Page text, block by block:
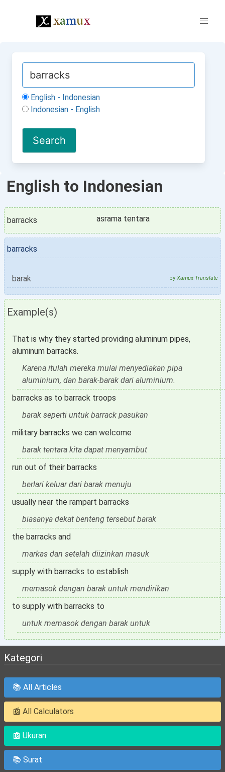
English - Indonesian
Indonesian - English
English to Indonesian
barracks asrama tentara
barracks
barak by Xamux Translate
Example(s)
That is why they started providing aluminum pipes,
aluminum barracks.
Karena itulah mereka mulai menyediakan pipa
aluminium, dan barak-barak dari aluminium.
barracks as to barrack troops
barak seperti untuk barrack pasukan
military barracks we can welcome
barak tentara kita dapat menyambut
run out of their barracks
berlari keluar dari barak menuju
usually near the rampart barracks
biasanya dekat benteng tersebut barak
the barracks and
markas dan setelah diizinkan masuk
supply with barracks to establish
memasok dengan barak untuk mendirikan
to supply with barracks to
untuk memasok dengan barak untuk
Kategori
📚 All Articles
📰 All Calculators
📰 Ukuran
📚 Surat